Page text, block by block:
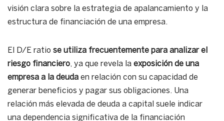
visión clara sobre la estrategia de apalancamiento y la
estructura de financiación de una empresa.
El D/E ratio se utiliza frecuentemente para analizar el
riesgo financiero, ya que revela la exposición de una
empresa a la deuda en relación con su capacidad de
generar beneficios y pagar sus obligaciones. Una
relación más elevada de deuda a capital suele indicar
una dependencia significativa de la financiación